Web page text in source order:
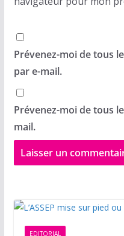
Prévenez-moi de tous
par e-mail.
Prévenez-moi de tous
mail.
EDITORIAL